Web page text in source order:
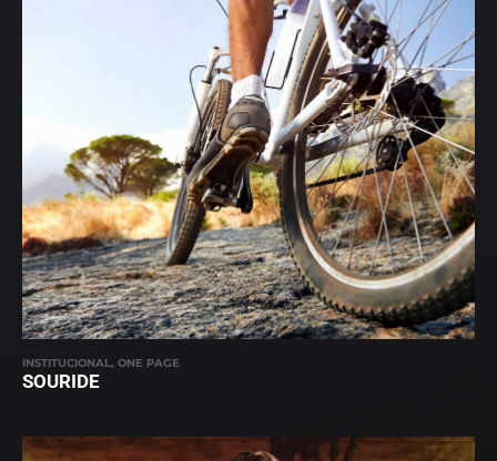
INSTITUCIONAL, ONE PAGE
SOURIDE